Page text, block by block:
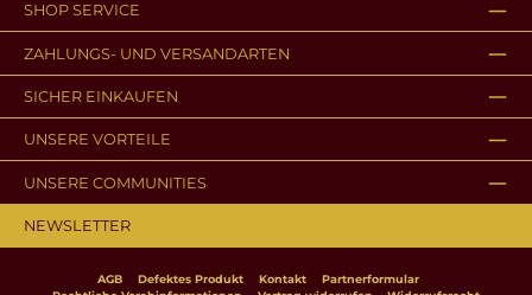
SHOP SERVICE
ZAHLUNGS- UND VERSANDARTEN
SICHER EINKAUFEN
UNSERE VORTEILE
UNSERE COMMUNITIES
NEWSLETTER
AGB Defektes Produkt Kontakt
Partnerformular